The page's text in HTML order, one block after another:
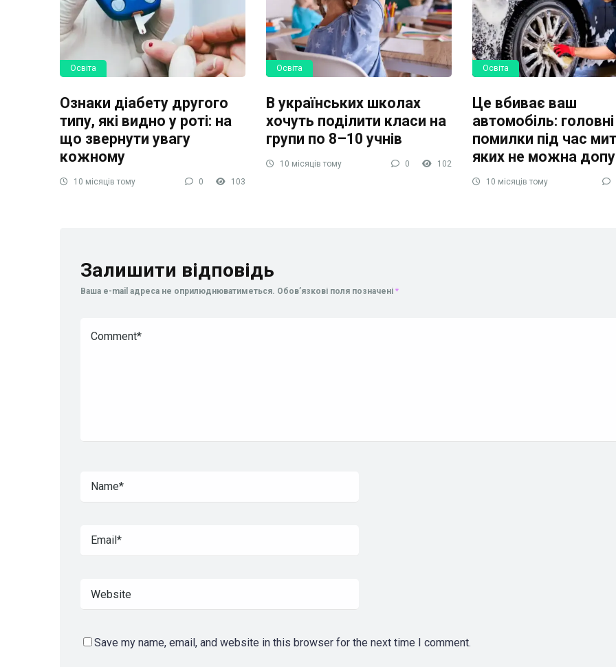
Освіта
Ознаки діабету другого
типу, які видно у роті: на
що звернути увагу
кожному
10 місяців тому 0 103
Освіта
В українських школах
хочуть поділити класи на
групи по 8–10 учнів
10 місяців тому 0 102
Освіта
Це вбиває ваш
автомобіль: головні
помилки під час
яких не можна
10 місяців тому
Залишити відповідь
Ваша e-mail адреса не оприлюднюватиметься. Обов’язкові поля позначені *
Save my name, email, and website in this browser for the next time I comment.